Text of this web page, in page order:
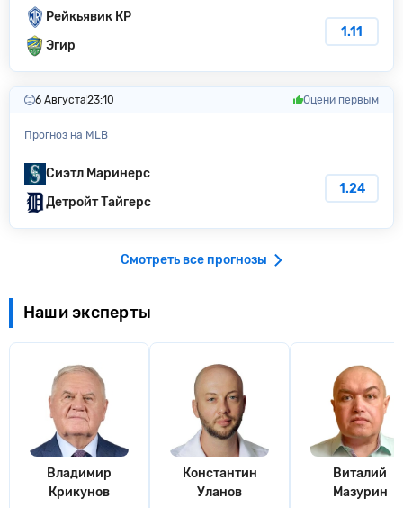
Рейкьявик КР
Эгир
1.11
6 Августа23:10 Оцени первым
Прогноз на MLB
Сиэтл Маринерс
Детройт Тайгерс
1.24
Смотреть все прогнозы
Наши эксперты
Владимир
Крикунов
Константин
Уланов
Виталий
Мазурин